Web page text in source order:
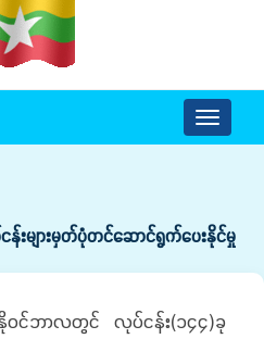
Toggle
များမှတ်ပုံတင်ဆောင်ရွက်ပေးနိုင်မှု
နိုဝင်ဘာလတွင် လုပ်ငန်း(၁၄၄)ခု